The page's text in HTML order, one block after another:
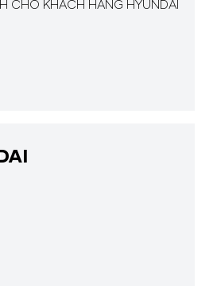
CHO KHÁCH HÀNG HYUNDAI